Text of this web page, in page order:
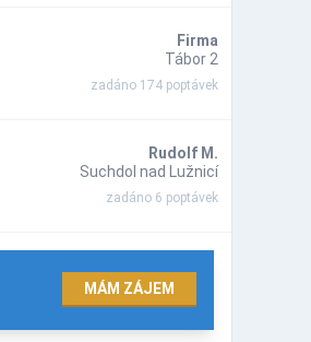
Firma
Tábor 2
zadáno 174 poptávek
Rudolf M.
Suchdol nad Lužnicí
zadáno 6 poptávek
MÁM ZÁJEM